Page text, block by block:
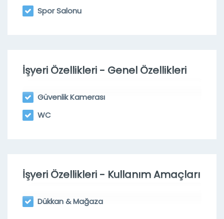
Spor Salonu
İşyeri Özellikleri - Genel Özellikleri
Güvenlik Kamerası
WC
İşyeri Özellikleri - Kullanım Amaçları
Dükkan & Mağaza